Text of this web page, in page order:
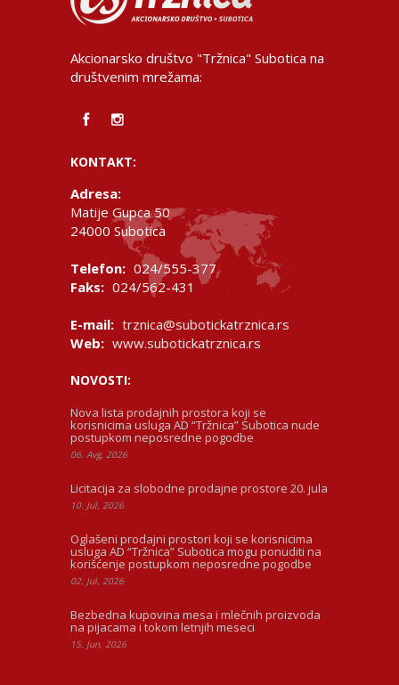
Akcionarsko društvo "Tržnica" Subotica na
društvenim mrežama:
KONTAKT:
Adresa:
Matije Gupca 50
24000 Subotica
Telefon: 024/555-377
Faks: 024/562-431
E-mail: trznica@subotickatrznica.rs
Web: www.subotickatrznica.rs
NOVOSTI:
Nova lista prodajnih prostora koji se
korisnicima usluga AD “Tržnica” Subotica nude
postupkom neposredne pogodbe
06. Avg, 2026
Licitacija za slobodne prodajne prostore 20. jula
10. Jul, 2026
Oglašeni prodajni prostori koji se korisnicima
usluga AD “Tržnica” Subotica mogu ponuditi na
korišćenje postupkom neposredne pogodbe
02. Jul, 2026
Bezbedna kupovina mesa i mlečnih proizvoda
na pijacama i tokom letnjih meseci
15. Jun, 2026